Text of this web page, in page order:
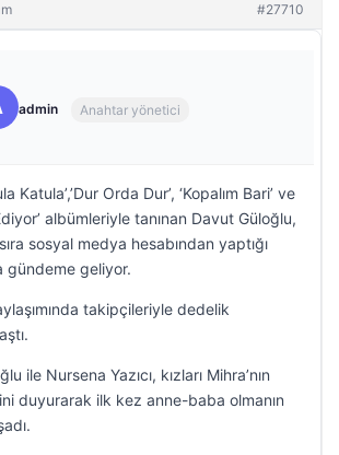
#27710
admin Anahtar yönetici
Katula’,’Dur Orda Dur’, ‘Kopalım Bari’ ve
albümleriyle tanınan Davut Güloğlu,
sosyal medya hesabından yaptığı
gündeme geliyor.
takipçileriyle dedelik
ile Nursena Yazıcı, kızları Mihra’nın
duyurarak ilk kez anne-baba olmanın